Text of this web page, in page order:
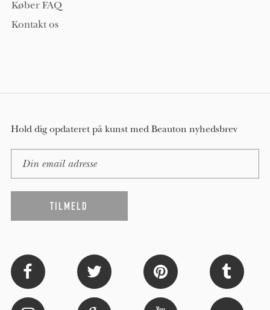
Køber FAQ
Kontakt os
Hold dig opdateret på kunst med Beauton nyhedsbrev